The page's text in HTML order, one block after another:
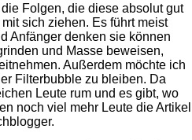
Folgen, die diese absolut gut
sich ziehen. Es führt meist
Anfänger denken sie können
und Masse beweisen,
Außerdem möchte ich
Filterbubble zu bleiben. Da
Leute rum und es gibt, wo
noch viel mehr Leute die Artikel